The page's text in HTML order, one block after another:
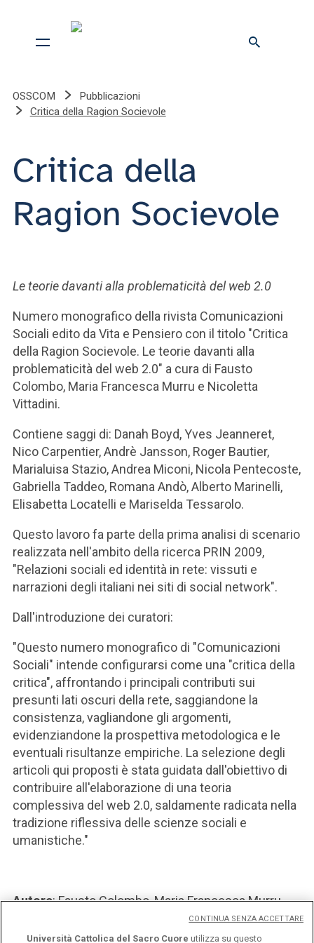
OSSCOM
Pubblicazioni
Critica della Ragion Socievole
Critica della
Ragion Socievole
Le teorie davanti alla problematicità del web 2.0
Numero monografico della rivista Comunicazioni
Sociali edito da Vita e Pensiero con il titolo "Critica
della Ragion Socievole. Le teorie davanti alla
problematicità del web 2.0" a cura di Fausto
Colombo, Maria Francesca Murru e Nicoletta
Vittadini.
Contiene saggi di: Danah Boyd, Yves Jeanneret,
Nico Carpentier, Andrè Jansson, Roger Bautier,
Marialuisa Stazio, Andrea Miconi, Nicola Pentecoste,
Gabriella Taddeo, Romana Andò, Alberto Marinelli,
Elisabetta Locatelli e Mariselda Tessarolo.
Questo lavoro fa parte della prima analisi di scenario
realizzata nell'ambito della ricerca PRIN 2009,
"Relazioni sociali ed identità in rete: vissuti e
narrazioni degli italiani nei siti di social network".
Dall'introduzione dei curatori:
"Questo numero monografico di "Comunicazioni
Sociali" intende configurarsi come una "critica della
critica", affrontando i principali contributi sui
presunti lati oscuri della rete, saggiandone la
consistenza, vagliandone gli argomenti,
evidenziandone la prospettiva metodologica e le
eventuali risultanze empiriche. La selezione degli
articoli qui proposti è stata guidata dall'obiettivo di
contribuire all'elaborazione di una teoria
complessiva del web 2.0, saldamente radicata nella
tradizione riflessiva delle scienze sociali e
umanistiche."
Autore: Fausto Colombo, Maria Francesca Murru,
Università Cattolica del Sacro Cuore utilizza su questo
CONTINUA SENZA ACCETTARE